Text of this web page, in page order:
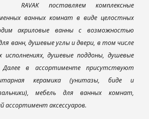
RAVAK поставляем комплексные
ванных комнат в виде целостных
акриловые ванны с возможностью
ванн, душевые углы и двери, в том числе
душевые поддоны, душевые
в ассортименте присутствуют
керамика (унитазы, биде и
мебель для ванных комнат,
ассортимент аксессуаров.